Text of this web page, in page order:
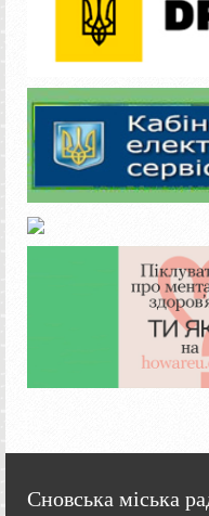
Сновська міська